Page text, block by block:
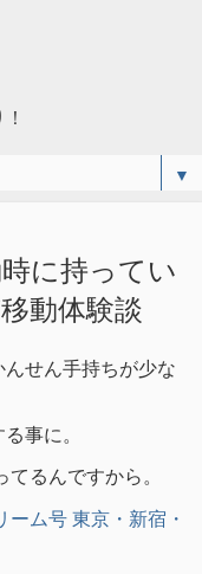
▼
に持ってい
動体験談
せん手持ちが少な
事に。
るんですから。
ム号 東京・新宿・